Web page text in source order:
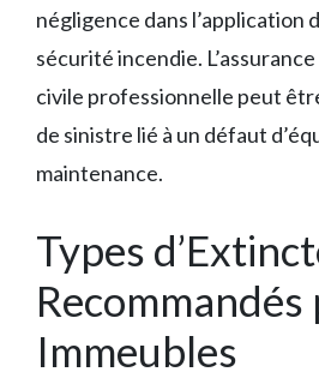
négligence dans l’application
sécurité incendie.
civile professionnelle peut
de sinistre lié à un défaut
maintenance.
Types
Immeubles